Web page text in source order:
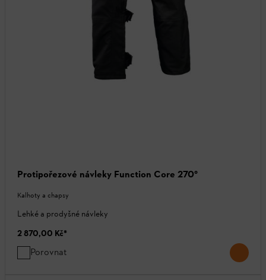
Protipořezové návleky Function Core 270°
Kalhoty a chapsy
Lehké a prodyšné návleky
2 870,00 Kč*
Porovnat